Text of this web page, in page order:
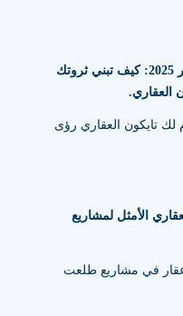
الاستثمار العقاري في مصر 2025: كيف تبني ثروتك
العقاري.
لك تايكون العقاري رؤى
الأمثل لمشاريع
في مشاريع طلعت